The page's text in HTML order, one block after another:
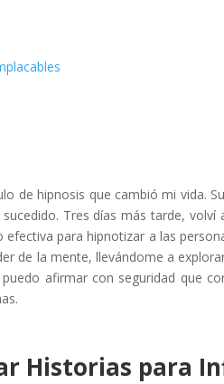
de hipnosis que cambió mi vida.
Tres días más tarde,
para hipnotizar a las
de la mente, llevándome a
afirmar con seguridad que
Historias para